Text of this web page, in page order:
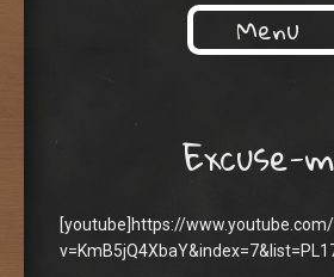
Menu
Excuse-
[youtube]https://